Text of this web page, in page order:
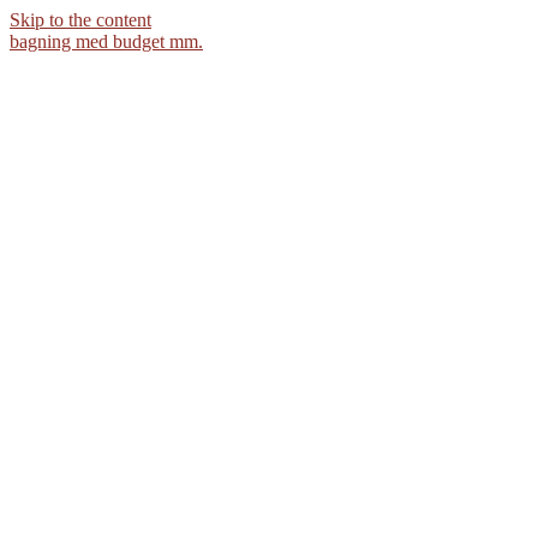
Skip to the content
bagning med budget mm.